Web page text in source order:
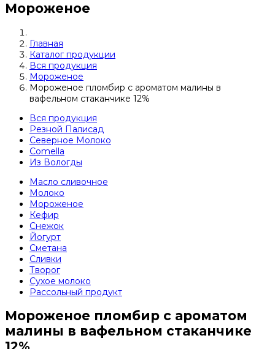
Мороженое
Главная
Каталог продукции
Вся продукция
Мороженое
Мороженое пломбир с ароматом малины в
вафельном стаканчике 12%
Вся продукция
Резной Палисад
Северное Молоко
Comеlla
Из Вологды
Масло сливочное
Молоко
Мороженое
Кефир
Снежок
Йогурт
Сметана
Сливки
Творог
Сухое молоко
Рассольный продукт
Мороженое пломбир с ароматом
малины в вафельном стаканчике